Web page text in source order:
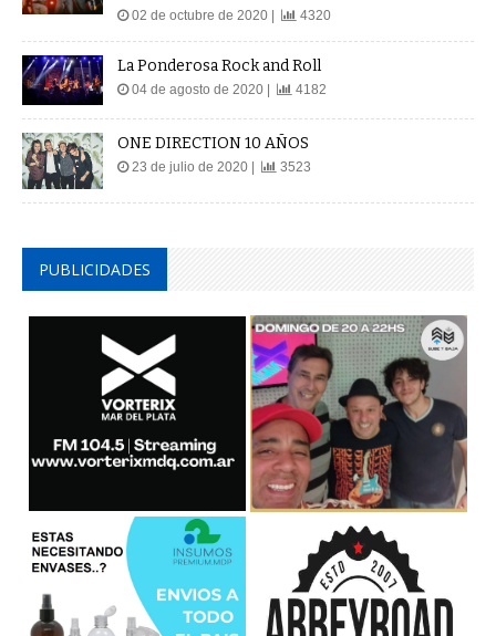
02 de octubre de 2020 | 4320
La Ponderosa Rock and Roll
04 de agosto de 2020 | 4182
ONE DIRECTION 10 AÑOS
23 de julio de 2020 | 3523
PUBLICIDADES